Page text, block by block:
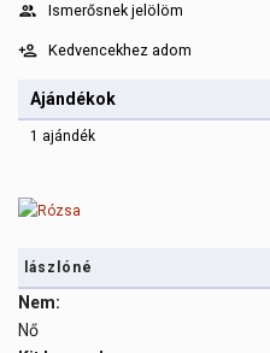
Ismerősnek jelölöm
Kedvencekhez adom
Ajándékok
1 ajándék
lászlóné
Nem:
Nő